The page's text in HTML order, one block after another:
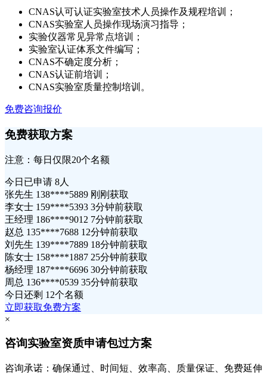
CNAS认可认证实验室技术人员操作及规程培训；
CNAS实验室人员操作现场演习指导；
实验仪器常见异常点培训；
实验室认证体系文件编写；
CNAS不确定度分析；
CNAS认证前培训；
CNAS实验室质量控制培训。
免费咨询报价
免费获取方案
注意：每日仅限20个名额
今日已申请 8人
张先生 138****5889 刚刚获取
李女士 159****5393 3分钟前获取
王经理 186****9012 7分钟前获取
赵总 135****7688 12分钟前获取
刘先生 139****7889 18分钟前获取
陈女士 158****1887 25分钟前获取
杨经理 187****6696 30分钟前获取
周总 136****0539 35分钟前获取
今日还剩 12个名额
立即获取免费方案
×
咨询实验室资质申请包过方案
咨询承诺：确保通过、时间短、效率高、质量保证、免费延伸